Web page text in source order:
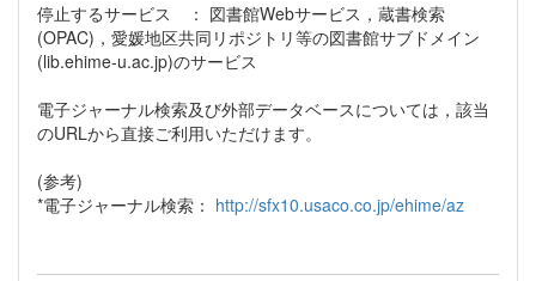
停止するサービス ： 図書館Webサービス，蔵書検索
(OPAC)，愛媛地区共同リポジトリ等の図書館サブドメイン
(lib.ehime-u.ac.jp)のサービス
電子ジャーナル検索及び外部データベースについては，該当
のURLから直接ご利用いただけます。
(参考)
*電子ジャーナル検索： http://sfx10.usaco.co.jp/ehime/az